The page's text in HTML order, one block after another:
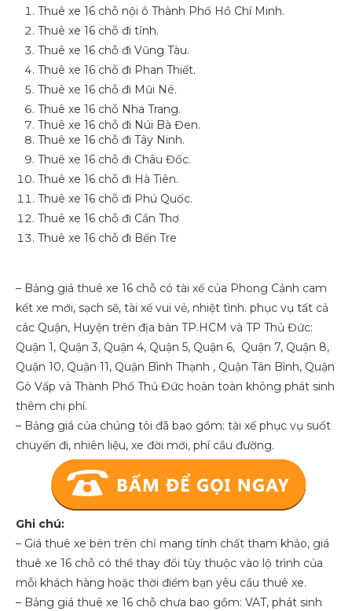
Thuê xe 16 chỗ nội ô Thành Phố Hồ Chí Minh.
Thuê xe 16 chỗ đi tỉnh.
Thuê xe 16 chỗ đi Vũng Tàu.
Thuê xe 16 chỗ đi Phan Thiết.
Thuê xe 16 chỗ đi Mũi Né.
Thuê xe 16 chỗ Nha Trang.
Thuê xe 16 chỗ đi Núi Bà Đen.
Thuê xe 16 chỗ đi Tây Ninh.
Thuê xe 16 chỗ đi Châu Đốc.
Thuê xe 16 chỗ đi Hà Tiên.
Thuê xe 16 chỗ đi Phú Quốc.
Thuê xe 16 chỗ đi Cần Thơ
Thuê xe 16 chỗ đi Bến Tre
– Bảng giá thuê xe 16 chỗ có tài xế của Phong Cảnh cam
kết xe mới, sạch sẽ, tài xế vui vẻ, nhiệt tình. phục vụ tất cả
các Quận, Huyện trên địa bàn TP.HCM và TP Thủ Đức:
Quận 1, Quận 3, Quận 4, Quận 5, Quận 6, Quận 7, Quận 8,
Quận 10, Quận 11, Quận Bình Thạnh , Quận Tân Bình, Quận
Gò Vấp và Thành Phố Thủ Đức hoàn toàn không phát sinh
thêm chi phí.
– Bảng giá của chúng tôi đã bao gồm: tài xế phục vụ suốt
chuyến đi, nhiên liệu, xe đời mới, phí cầu đường.
Ghi chú:
– Giá thuê xe bên trên chỉ mang tính chất tham khảo, giá
thuê xe 16 chỗ có thể thay đổi tùy thuộc vào lộ trình của
mỗi khách hàng hoặc thời điểm bạn yêu cầu thuê xe.
– Bảng giá thuê xe 16 chỗ chưa bao gồm: VAT, phát sinh